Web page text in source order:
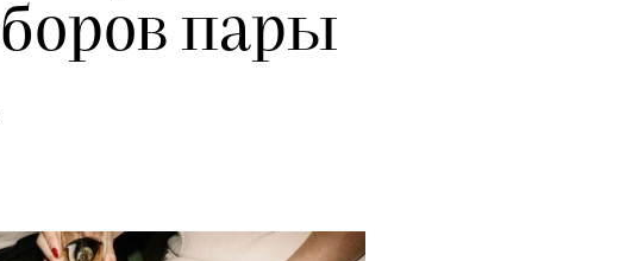
пары